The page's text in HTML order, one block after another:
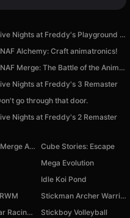
Five Nights at Freddy's Playground Sandbox
Alchemy: Craft animatronics!
FNAF Merge: The Battle of the Animatronics
Nights at Freddy's 3 Remaster
go through that door.
Nights at Freddy's 2 Remaster
Trend Family: Merge Arena
Cube Stories: Escape
Mega Evolution
Idle Koi Pond
Stickman Archer Warriors
Destructive Car Racing Slope Stickboy Volleyball